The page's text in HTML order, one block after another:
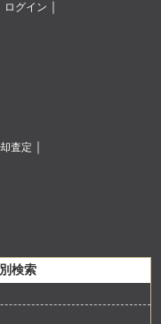
ログイン
査定
検索